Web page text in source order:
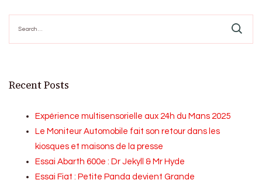
for:
Recent Posts
Expérience multisensorielle aux 24h du Mans 2025
Le Moniteur Automobile fait son retour dans les
kiosques et maisons de la presse
Essai Abarth 600e : Dr Jekyll & Mr Hyde
Essai Fiat : Petite Panda devient Grande